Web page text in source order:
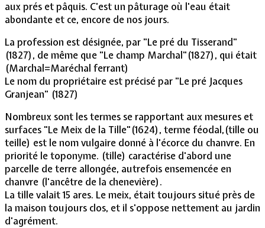
aux prés et pâquis. C'est un pâturage où l'eau était
abondante et ce, encore de nos jours.
La profession est désignée, par "Le pré du Tisserand"
(1827), de même que "Le champ Marchal"(1827), qui était
(Marchal=Maréchal ferrant)
Le nom du propriétaire est précisé par "Le pré Jacques
Granjean" (1827)
Nombreux sont les termes se rapportant aux mesures et
surfaces "Le Meix de la Tille"(1624), terme féodal,(tille ou
teille) est le nom vulgaire donné à l'écorce du chanvre. En
priorité le toponyme. (tille) caractérise d'abord une
parcelle de terre allongée, autrefois ensemencée en
chanvre (l'ancêtre de la chenevière).
La tille valait 15 ares. Le meix, était toujours situé près de
la maison toujours clos, et il s'oppose nettement au jardin
d'agrément.